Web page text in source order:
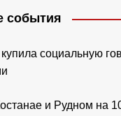
события
купила социальную
и Рудном на